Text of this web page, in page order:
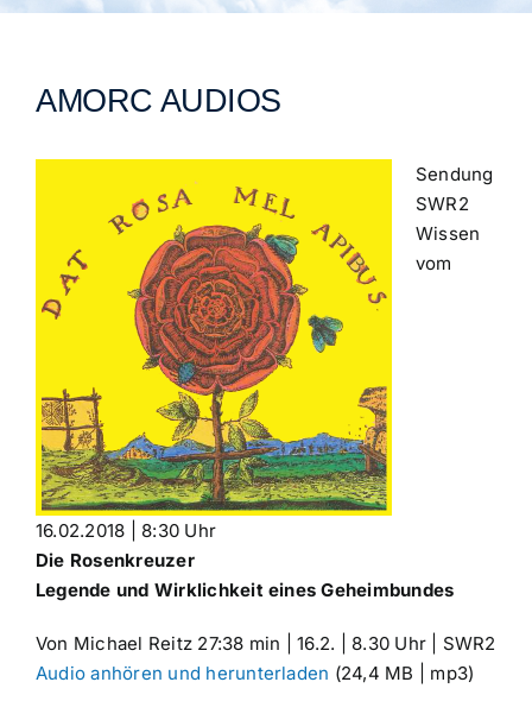
Archiv
Blog
AMORC AUDIOS
Sendung
SWR2
Wissen
vom
16.02.2018 | 8:30 Uhr
Die Rosenkreuzer
Legende und Wirklichkeit eines Geheimbundes
Von Michael Reitz 27:38 min | 16.2. | 8.30 Uhr | SWR2
Audio anhören und herunterladen (24,4 MB | mp3)